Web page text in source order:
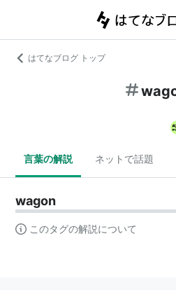
はてなブログ トップ
言葉の解説 ネットで話題
wagon
このタグの解説について